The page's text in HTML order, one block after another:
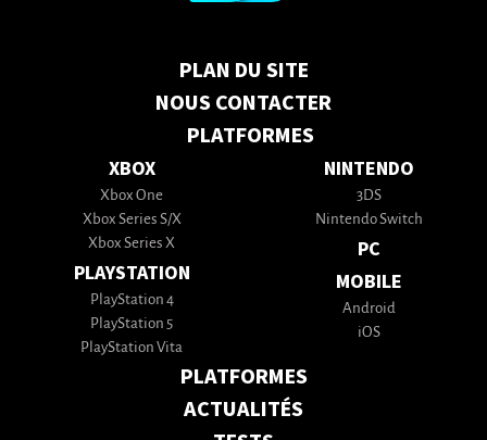
PLAN DU SITE
NOUS CONTACTER
PLATFORMES
XBOX
Xbox One
Xbox Series S/X
Xbox Series X
PLAYSTATION
PlayStation 4
PlayStation 5
PlayStation Vita
NINTENDO
3DS
Nintendo Switch
PC
MOBILE
Android
iOS
PLATFORMES
ACTUALITÉS